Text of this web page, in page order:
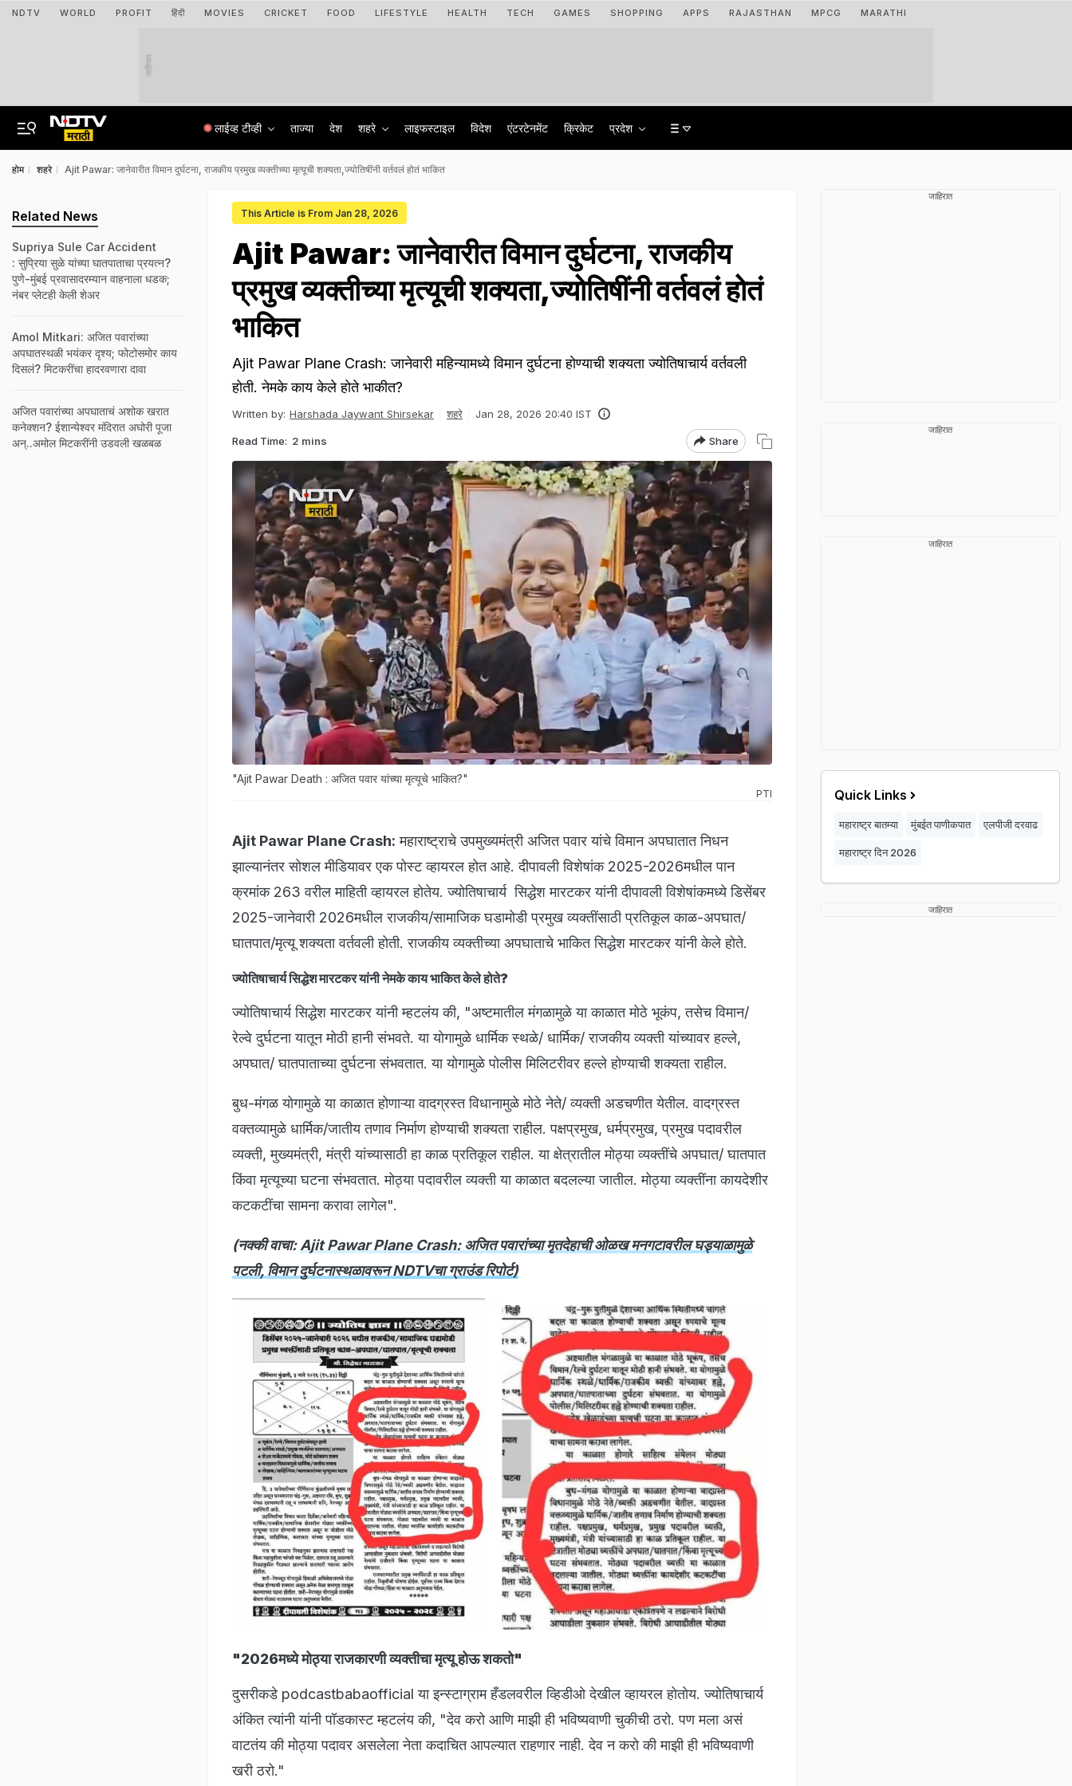
NDTV WORLD PROFIT हिंदी MOVIES CRICKET FOOD LIFESTYLE HEALTH TECH GAMES SHOPPING APPS RAJASTHAN MPCG MARATHI
जाहिरात
लाईव्ह टीव्ही ताज्या देश शहरे लाइफस्टाइल विदेश एंटरटेनमेंट क्रिकेट प्रदेश
होम शहरे Ajit Pawar: जानेवारीत विमान दुर्घटना, राजकीय प्रमुख व्यक्तीच्या मृत्यूची शक्यता,ज्योतिषींनी वर्तवलं होतं भाकित
This Article is From Jan 28, 2026
Ajit Pawar: जानेवारीत विमान दुर्घटना, राजकीय
प्रमुख व्यक्तीच्या मृत्यूची शक्यता,ज्योतिषींनी वर्तवलं होतं
भाकित
Ajit Pawar Plane Crash: जानेवारी महिन्यामध्ये विमान दुर्घटना होण्याची शक्यता ज्योतिषाचार्य वर्तवली
होती. नेमके काय केले होते भाकीत?
Written by: Harshada Jaywant Shirsekar शहरे Jan 28, 2026 20:40 IST
Read Time: 2 mins Share
"Ajit Pawar Death : अजित पवार यांच्या मृत्यूचे भाकित?"
PTI
Ajit Pawar Plane Crash: महाराष्ट्राचे उपमुख्यमंत्री अजित पवार यांचे विमान अपघातात निधन
झाल्यानंतर सोशल मीडियावर एक पोस्ट व्हायरल होत आहे. दीपावली विशेषांक 2025-2026मधील पान
क्रमांक 263 वरील माहिती व्हायरल होतेय. ज्योतिषाचार्य सिद्धेश मारटकर यांनी दीपावली विशेषांकमध्ये डिसेंबर
2025-जानेवारी 2026मधील राजकीय/सामाजिक घडामोडी प्रमुख व्यक्तींसाठी प्रतिकूल काळ-अपघात/
घातपात/मृत्यू शक्यता वर्तवली होती. राजकीय व्यक्तीच्या अपघाताचे भाकित सिद्धेश मारटकर यांनी केले होते.
ज्योतिषाचार्य सिद्धेश मारटकर यांनी नेमके काय भाकित केले होते?
ज्योतिषाचार्य सिद्धेश मारटकर यांनी म्हटलंय की, "अष्टमातील मंगळामुळे या काळात मोठे भूकंप, तसेच विमान/
रेल्वे दुर्घटना यातून मोठी हानी संभवते. या योगामुळे धार्मिक स्थळे/ धार्मिक/ राजकीय व्यक्ती यांच्यावर हल्ले,
अपघात/ घातपाताच्या दुर्घटना संभवतात. या योगामुळे पोलीस मिलिटरीवर हल्ले होण्याची शक्यता राहील.
बुध-मंगळ योगामुळे या काळात होणाऱ्या वादग्रस्त विधानामुळे मोठे नेते/ व्यक्ती अडचणीत येतील. वादग्रस्त
वक्तव्यामुळे धार्मिक/जातीय तणाव निर्माण होण्याची शक्यता राहील. पक्षप्रमुख, धर्मप्रमुख, प्रमुख पदावरील
व्यक्ती, मुख्यमंत्री, मंत्री यांच्यासाठी हा काळ प्रतिकूल राहील. या क्षेत्रातील मोठ्या व्यक्तींचे अपघात/ घातपात
किंवा मृत्यूच्या घटना संभवतात. मोठ्या पदावरील व्यक्ती या काळात बदलल्या जातील. मोठ्या व्यक्तींना कायदेशीर
कटकटींचा सामना करावा लागेल".
(नक्की वाचा:Ajit Pawar Plane Crash: अजित पवारांच्या मृतदेहाची ओळख मनगटावरील घड्याळामुळे
पटली, विमान दुर्घटनास्थळावरून NDTVचा ग्राउंड रिपोर्ट)
"2026मध्ये मोठ्या राजकारणी व्यक्तीचा मृत्यू होऊ शकतो"
दुसरीकडे podcastbabaofficial या इन्स्टाग्राम हँडलवरील व्हिडीओ देखील व्हायरल होतोय. ज्योतिषाचार्य
अंकित त्यांनी यांनी पॉडकास्ट म्हटलंय की, "देव करो आणि माझी ही भविष्यवाणी चुकीची ठरो. पण मला असं
वाटतंय की मोठ्या पदावर असलेला नेता कदाचित आपल्यात राहणार नाही. देव न करो की माझी ही भविष्यवाणी
खरी ठरो."
Related News
Supriya Sule Car Accident
: सुप्रिया सुळे यांच्या घातपाताचा प्रयत्न?
पुणे-मुंबई प्रवासादरम्यान वाहनाला धडक;
नंबर प्लेटही केली शेअर
Amol Mitkari: अजित पवारांच्या
अपघातस्थळी भयंकर दृश्य; फोटोसमोर काय
दिसलं? मिटकरींचा हादरवणारा दावा
अजित पवारांच्या अपघाताचं अशोक खरात
कनेक्शन? ईशान्येश्वर मंदिरात अघोरी पूजा
अन्..अमोल मिटकरींनी उडवली खळबळ
जाहिरात
जाहिरात
जाहिरात
Quick Links
महाराष्ट्र बातम्या मुंबईत पाणीकपात एलपीजी दरवाढ
महाराष्ट्र दिन 2026
जाहिरात